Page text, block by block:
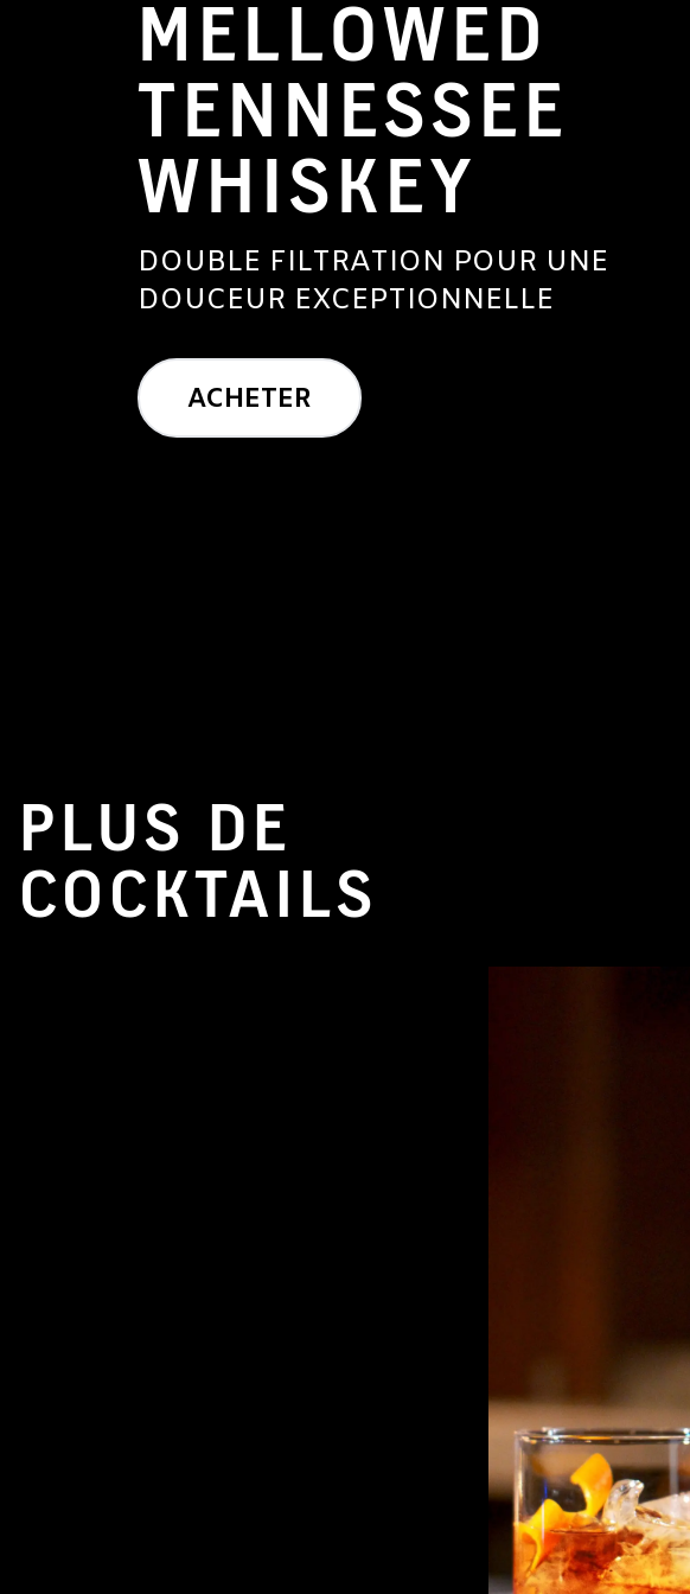
MELLOWED
TENNESSEE
WHISKEY
DOUBLE FILTRATION POUR UNE
DOUCEUR EXCEPTIONNELLE
ACHETER
PLUS DE
COCKTAILS